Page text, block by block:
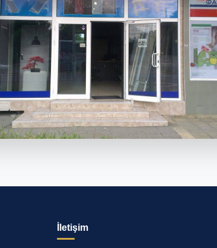
İletişim